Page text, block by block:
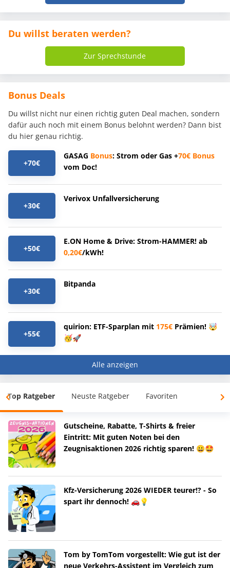
Du willst beraten werden?
Zur Sprechstunde
Bonus Deals
Du willst nicht nur einen richtig guten Deal machen, sondern
dafür auch noch mit einem Bonus belohnt werden? Dann bist
du hier genau richtig.
+70€
GASAG Bonus: Strom oder Gas +70€ Bonus
vom Doc!
+30€
Verivox Unfallversicherung
+50€
E.ON Home & Drive: Strom-HAMMER! ab
0,20€/kWh!
+30€
Bitpanda
+55€
quirion: ETF-Sparplan mit 175€ Prämien! 🤯
🥳🚀
Alle anzeigen
Top Ratgeber Neuste Ratgeber Favoriten
Gutscheine, Rabatte, T-Shirts & freier
Eintritt: Mit guten Noten bei den
Zeugnisaktionen 2026 richtig sparen! 😀🤩
Kfz-Versicherung 2026 WIEDER teurer!? - So
spart ihr dennoch! 🚗💡
Tom by TomTom vorgestellt: Wie gut ist der
neue Verkehrs-Assistent im Vergleich zum